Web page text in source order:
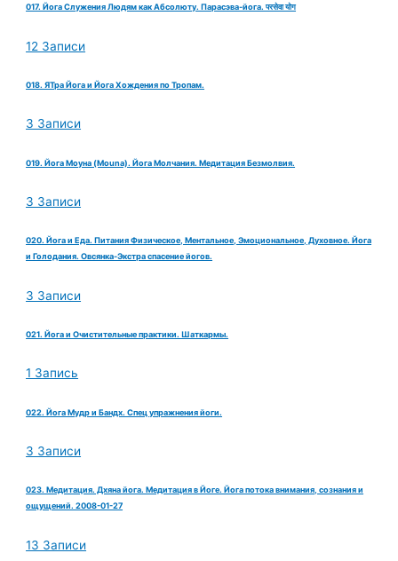
017. Йога Служения Людям как Абсолюту. Парасэва-йога. परसेवा योग
12 Записи
018. ЯТра Йога и Йога Хождения по Тропам.
3 Записи
019. Йога Моуна (Mouna). Йога Молчания. Медитация Безмолвия.
3 Записи
020. Йога и Еда. Питания Физическое, Ментальное, Эмоциональное, Духовное. Йога
и Голодания. Овсянка-Экстра спасение йогов.
3 Записи
021. Йога и Очистительные практики. Шаткармы.
1 Запись
022. Йога Мудр и Бандх. Спец упражнения йоги.
3 Записи
023. Медитация. Дхяна йога. Медитация в Йоге. Йога потока внимания, сознания и
ощущений. 2008-01-27
13 Записи